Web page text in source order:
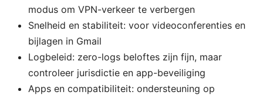
modus om VPN-verkeer te verbergen
Snelheid en stabiliteit: voor videoconferenties en
bijlagen in Gmail
Logbeleid: zero-logs beloftes zijn fijn, maar
controleer jurisdictie en app-beveiliging
Apps en compatibiliteit: ondersteuning op